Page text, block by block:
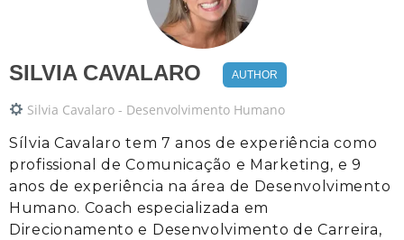
SILVIA CAVALARO AUTHOR
Silvia Cavalaro - Desenvolvimento Humano
Sílvia Cavalaro tem 7 anos de experiência como
profissional de Comunicação e Marketing, e 9
anos de experiência na área de Desenvolvimento
Humano. Coach especializada em
Direcionamento e Desenvolvimento de Carreira,